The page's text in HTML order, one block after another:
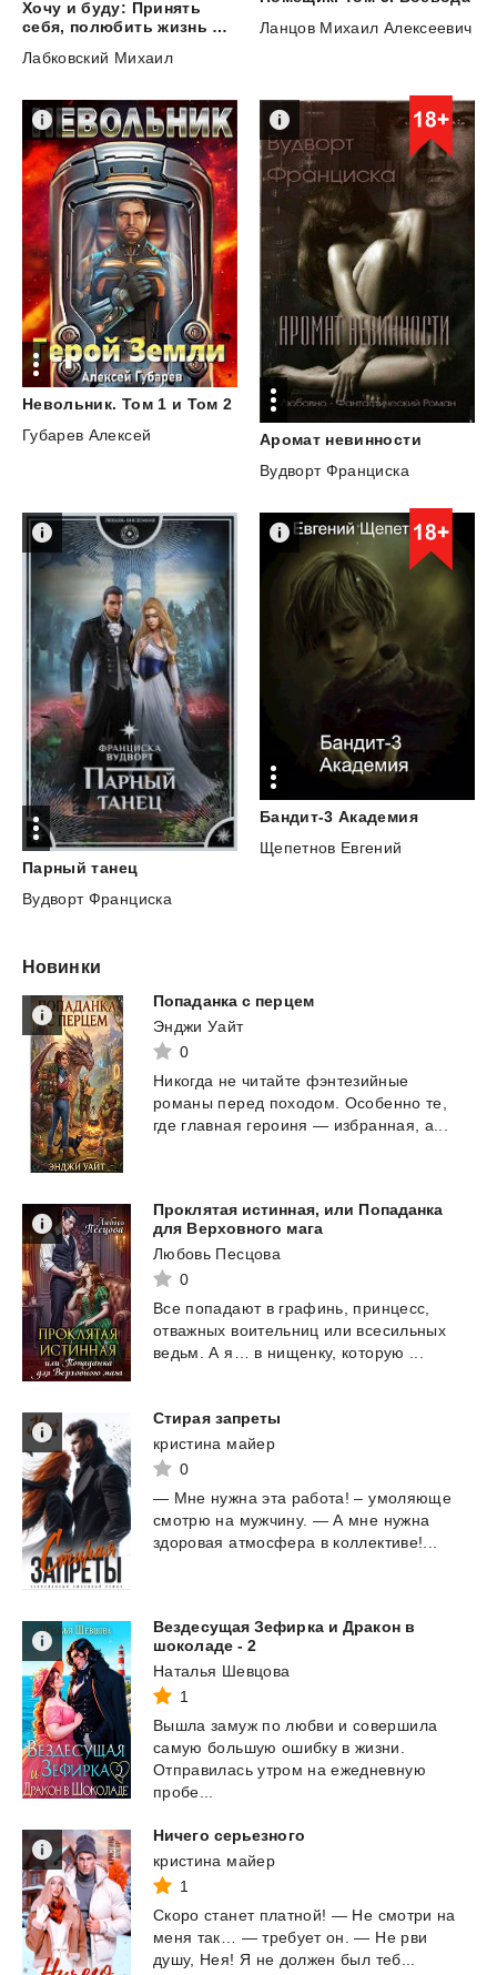
Хочу и буду: Принять
себя, полюбить жизнь и стать счастливым
Лабковский Михаил
Ланцов Михаил Алексеевич
Невольник. Том 1 и Том 2
Губарев Алексей
Аромат невинности
Вудворт Франциска
Парный танец
Вудворт Франциска
Бандит-3 Академия
Щепетнов Евгений
Новинки
Попаданка с перцем
Энджи Уайт
0
Никогда не читайте фэнтезийные
романы перед походом. Особенно те,
где главная героиня — избранная, а...
Проклятая истинная, или Попаданка
для Верховного мага
Любовь Песцова
0
Все попадают в графинь,
принцесс,
отважных воительниц или всесильных
ведьм.
А я… в нищенку, которую
Стирая запреты
кристина майер
0
— Мне нужна эта работа! – умоляюще
смотрю на мужчину. — А мне нужна
здоровая атмосфера в коллективе!...
Вездесущая Зефирка и Дракон в
шоколаде - 2
Наталья Шевцова
1
Вышла замуж по любви и совершила
самую большую ошибку в жизни.
Отправилась утром на ежедневную
пробе...
Ничего серьезного
кристина майер
1
Скоро станет платной! — Не смотри на
меня так… — требует он. — Не рви
душу, Нея! Я не должен был теб...